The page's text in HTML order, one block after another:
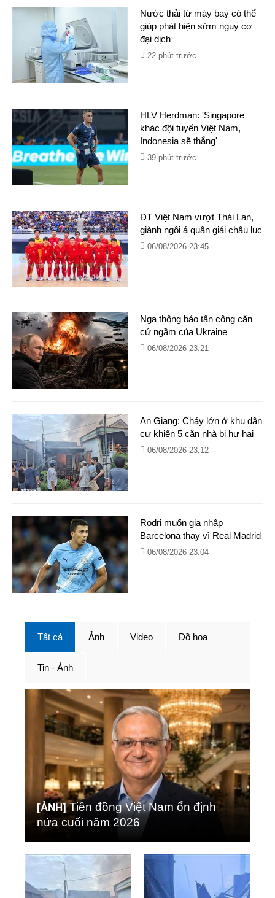
Nước thải từ máy bay có thể
giúp phát hiện sớm nguy cơ
đại dịch
22 phút trước
HLV Herdman: 'Singapore
khác đội tuyển Việt Nam,
Indonesia sẽ thắng'
39 phút trước
ĐT Việt Nam vượt Thái Lan,
giành ngôi á quân giải châu lục
06/08/2026 23:45
Nga thông báo tấn công căn
cứ ngầm của Ukraine
06/08/2026 23:21
An Giang: Cháy lớn ở khu dân
cư khiến 5 căn nhà bị hư hại
06/08/2026 23:12
Rodri muốn gia nhập
Barcelona thay vì Real Madrid
06/08/2026 23:04
Tất cả
[ẢNH] Tiền đồng Việt Nam ổn định
nửa cuối năm 2026
Ảnh Video Đồ họa
Tin - Ảnh